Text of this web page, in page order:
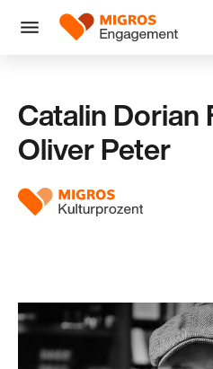
Navigation
überspringen
Menü
Logo
Catalin Dorian
Oliver Peter